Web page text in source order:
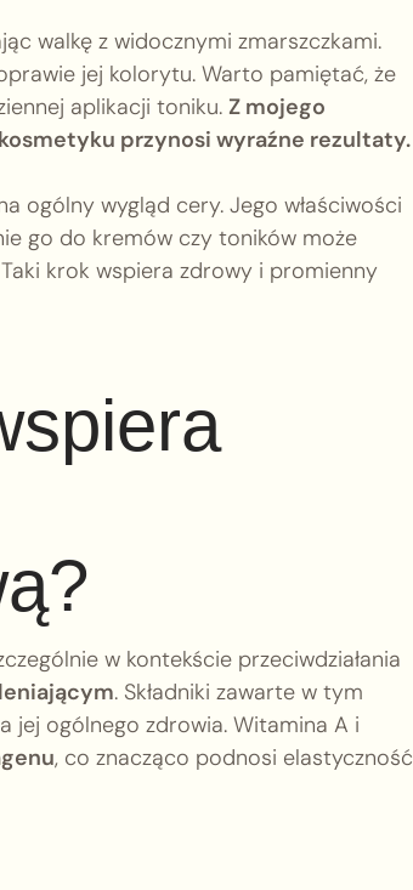
walkę z widocznymi zmarszczkami.
jej kolorytu. Warto pamiętać, że
aplikacji toniku. Z mojego
przynosi wyraźne rezultaty.
ogólny wygląd cery. Jego właściwości
go do kremów czy toników może
krok wspiera zdrowy i promienny
w kontekście przeciwdziałania
. Składniki zawarte w tym
jej ogólnego zdrowia. Witamina A i
, co znacząco podnosi elastyczność